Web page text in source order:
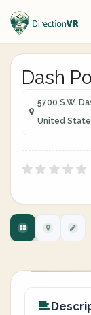
Dash
5700 S.W.
United